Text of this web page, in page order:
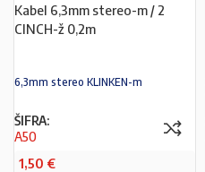
Kabel 6,3mm stereo-m / 2
CINCH-ž 0,2m
6,3mm stereo KLINKEN-m
ŠIFRA:
A50
1,50 €